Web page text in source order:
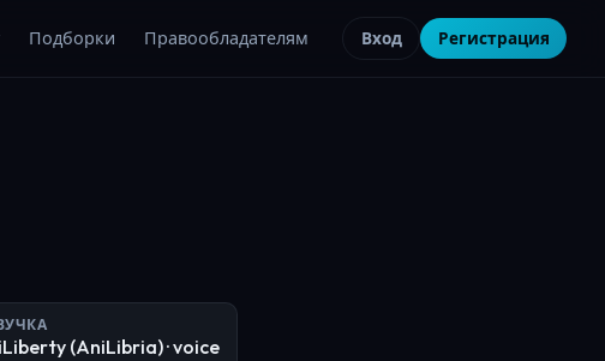
Подборки Правообладателям Вход Регистрация
(AniLibria)· voice